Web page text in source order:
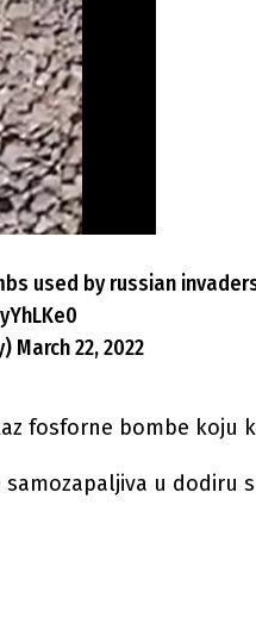
used by russian
March 22, 2022
fosforne bombe koju
u dodiru